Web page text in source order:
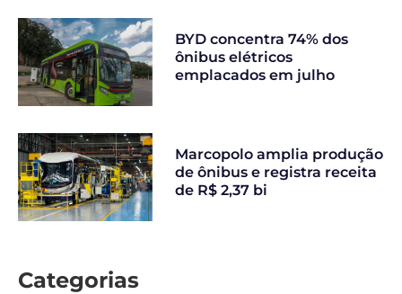
BYD concentra 74% dos
ônibus elétricos
emplacados em julho
Marcopolo amplia produção
de ônibus e registra receita
de R$ 2,37 bi
Categorias